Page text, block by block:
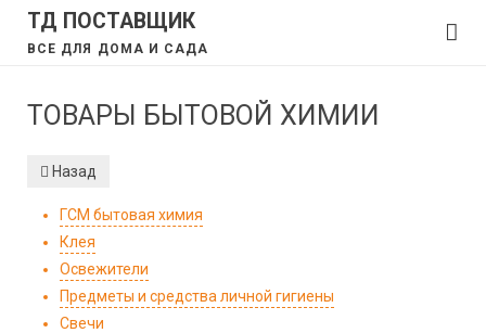
ТД ПОСТАВЩИК
ВСЕ ДЛЯ ДОМА И САДА
ТОВАРЫ БЫТОВОЙ ХИМИИ
Назад
ГСМ бытовая химия
Клея
Освежители
Предметы и средства личной гигиены
Свечи